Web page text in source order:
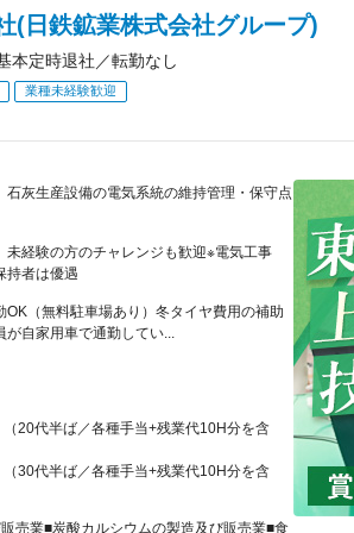
(日鉄鉱業株式会社グループ)
本定時退社／転勤なし
業種未経験歓迎
石灰生産設備の電気系統の維持管理・保守点
未経験の方のチャレンジも歓迎※電気工事
持者は優遇
OK（無料駐車場あり）冬タイヤ費用の補助
自家用車で通勤してい...
20代半ば／各種手当+残業代10H分を含
30代半ば／各種手当+残業代10H分を含
売業■炭酸カルシウムの製造及び販売業■食